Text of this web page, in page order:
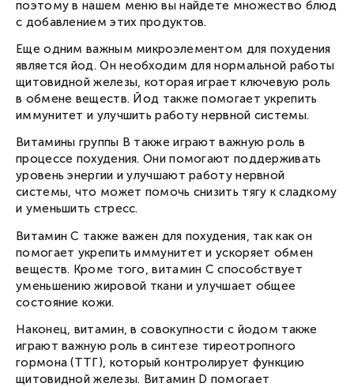
поэтому в нашем меню вы найдете множество блюд
с добавлением этих продуктов.
Еще одним важным микроэлементом для похудения
является йод. Он необходим для нормальной работы
щитовидной железы, которая играет ключевую роль
в обмене веществ. Йод также помогает укрепить
иммунитет и улучшить работу нервной системы.
Витамины группы B также играют важную роль в
процессе похудения. Они помогают поддерживать
уровень энергии и улучшают работу нервной
системы, что может помочь снизить тягу к сладкому
и уменьшить стресс.
Витамин C также важен для похудения, так как он
помогает укрепить иммунитет и ускоряет обмен
веществ. Кроме того, витамин C способствует
уменьшению жировой ткани и улучшает общее
состояние кожи.
Наконец, витамин, в совокупности с йодом также
играют важную роль в синтезе тиреотропного
гормона (ТТГ), который контролирует функцию
щитовидной железы. Витамин D помогает